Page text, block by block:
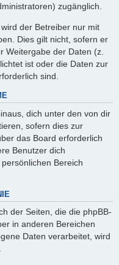
zugänglich.
der Betreiber nur mit
Dies gilt nicht, sofern er
Weitergabe der Daten (z.
ist oder die Daten zur
sind.
dich unter den von dir
sofern dies zur
das Board erforderlich
Benutzer dich
Bereich
der Seiten, die die phpBB-
in anderen Bereichen
Daten verarbeitet, wird